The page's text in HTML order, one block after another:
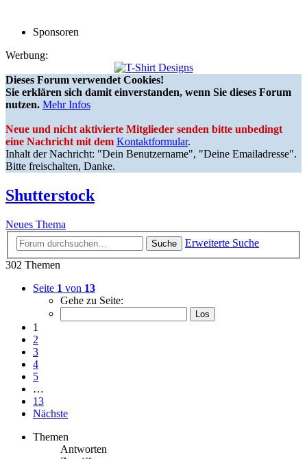
Sponsoren
Werbung:
Dieses Forum verwendet Cookies!
Sie erklären sich damit einverstanden, wenn Sie dieses Forum
nutzen. Mehr Infos
Neue und nicht aktivierte Mitglieder senden bitte unbedingt
eine Nachricht mit dem Kontaktformular.
Inhalt der Nachricht: "Dein Benutzername", "Deine Emailadresse".
Bitte freischalten, Danke.
Shutterstock
Neues Thema
Suche
Erweiterte Suche
302 Themen
Seite 1 von 13
Gehe zu Seite:
1
2
3
4
5
…
13
Nächste
Themen
Antworten